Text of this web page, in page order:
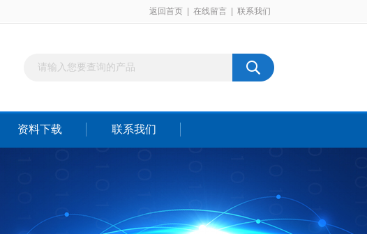
返回首页 在线留言 联系我们
资料下载 联系我们